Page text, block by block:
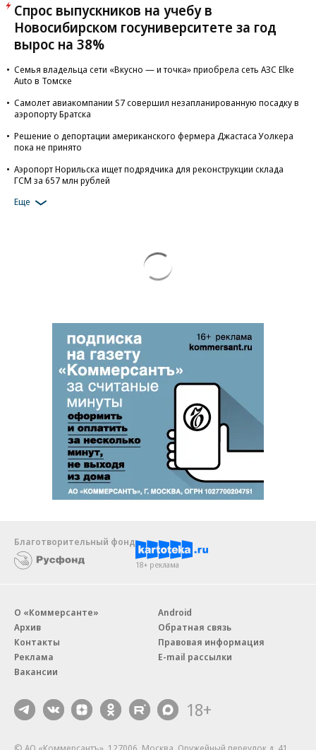
Спрос выпускников на учебу в
Новосибирском госуниверситете за год
вырос на 38%
Семья владельца сети «Вкусно — и точка» приобрела сеть АЗС Elke
Auto в Томске
Самолет авиакомпании S7 совершил незапланированную посадку в
аэропорту Братска
Решение о депортации американского фермера Джастаса Уолкера
пока не принято
Аэропорт Норильска ищет подрядчика для реконструкции склада
ГСМ за 657 млн рублей
Еще
Благотворительный фонд
18+ реклама
О «Коммерсанте»
Архив
Контакты
Реклама
Вакансии
Android
Обратная связь
Правовая информация
E-mail рассылки
18+